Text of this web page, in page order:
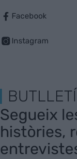
Facebook
Instagram
BUTLLETÍ
Segueix
històries,